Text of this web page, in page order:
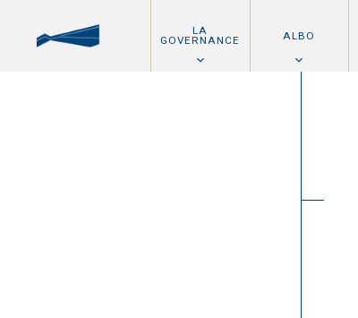
LA
GOVERNANCE ALBO